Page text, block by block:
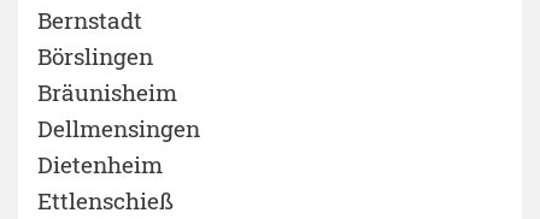
Bernstadt
Börslingen
Bräunisheim
Dellmensingen
Dietenheim
Ettlenschieß